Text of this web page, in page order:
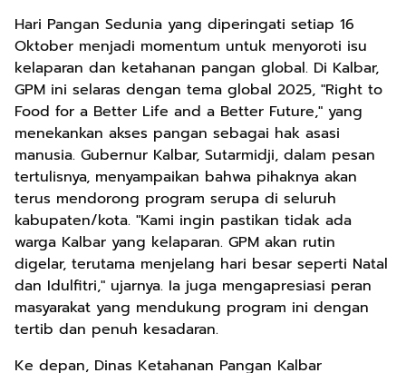
Hari Pangan Sedunia yang diperingati setiap 16
Oktober menjadi momentum untuk menyoroti isu
kelaparan dan ketahanan pangan global. Di Kalbar,
GPM ini selaras dengan tema global 2025, "Right to
Food for a Better Life and a Better Future," yang
menekankan akses pangan sebagai hak asasi
manusia. Gubernur Kalbar, Sutarmidji, dalam pesan
tertulisnya, menyampaikan bahwa pihaknya akan
terus mendorong program serupa di seluruh
kabupaten/kota. "Kami ingin pastikan tidak ada
warga Kalbar yang kelaparan. GPM akan rutin
digelar, terutama menjelang hari besar seperti Natal
dan Idulfitri," ujarnya. Ia juga mengapresiasi peran
masyarakat yang mendukung program ini dengan
tertib dan penuh kesadaran.
Ke depan, Dinas Ketahanan Pangan Kalbar